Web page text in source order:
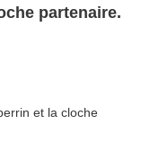
partenaire.